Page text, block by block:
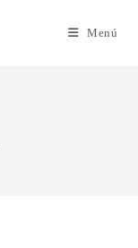
Menú